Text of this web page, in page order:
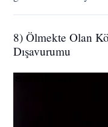
8) Ölmekte Olan
Dışavurumu